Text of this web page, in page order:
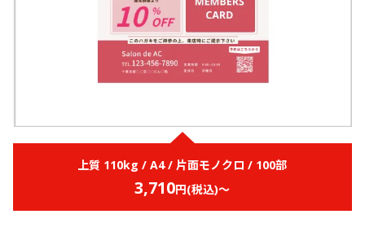
上質 110kg / A4 / 片面モノクロ / 100部
3,710円(税込)～
入稿
お支払い